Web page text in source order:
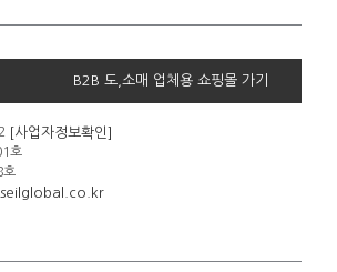
B2B 도,소매 업체용 쇼핑몰 가기
[사업자정보확인]
호
호